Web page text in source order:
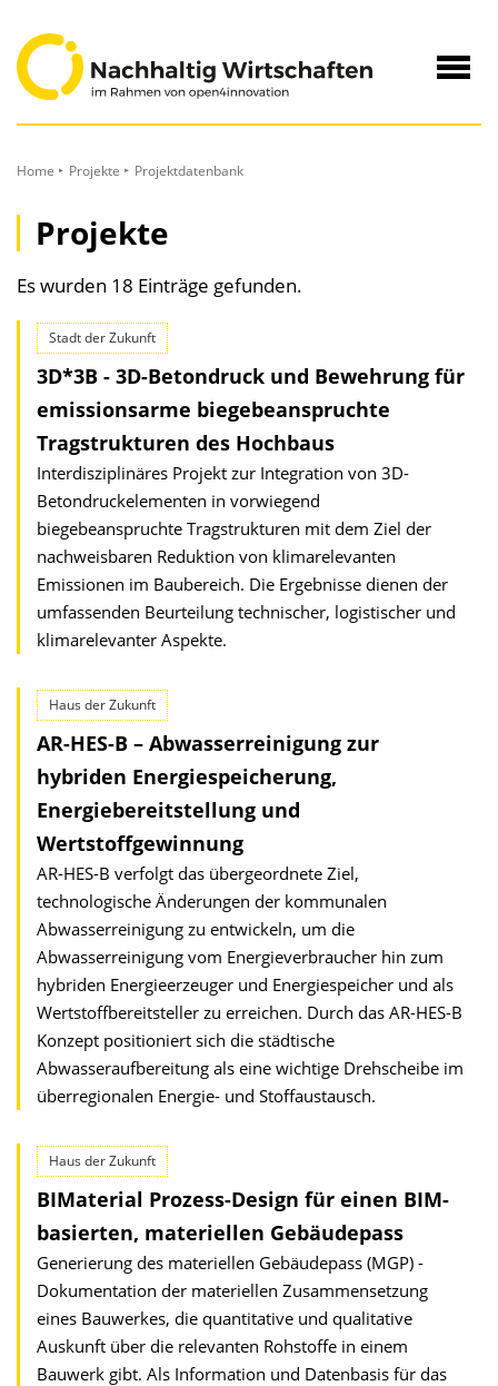
Inhalt
Home Projekte Projektdatenbank
Projekte
Es wurden 18 Einträge gefunden.
Stadt der Zukunft
3D*3B - 3D-Betondruck und Bewehrung für
emissionsarme biegebeanspruchte
Tragstrukturen des Hochbaus
Interdisziplinäres Projekt zur Integration von 3D-
Betondruckelementen in vorwiegend
biegebeanspruchte Tragstrukturen mit dem Ziel der
nachweisbaren Reduktion von klimarelevanten
Emissionen im Baubereich. Die Ergebnisse dienen der
umfassenden Beurteilung technischer, logistischer und
klimarelevanter Aspekte.
Haus der Zukunft
AR-HES-B – Abwasserreinigung zur
hybriden Energiespeicherung,
Energiebereitstellung und
Wertstoffgewinnung
AR-HES-B verfolgt das übergeordnete Ziel,
technologische Änderungen der kommunalen
Abwasserreinigung zu entwickeln, um die
Abwasserreinigung vom Energieverbraucher hin zum
hybriden Energieerzeuger und Energiespeicher und als
Wertstoffbereitsteller zu erreichen. Durch das AR-HES-B
Konzept positioniert sich die städtische
Abwasseraufbereitung als eine wichtige Drehscheibe im
überregionalen Energie- und Stoffaustausch.
Haus der Zukunft
BIMaterial Prozess-Design für einen BIM-
basierten, materiellen Gebäudepass
Generierung des materiellen Gebäudepass (MGP) -
Dokumentation der materiellen Zusammensetzung
eines Bauwerkes, die quantitative und qualitative
Auskunft über die relevanten Rohstoffe in einem
Bauwerk gibt. Als Information und Datenbasis für das